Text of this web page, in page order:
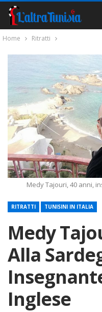
Home Ritratti
Medy Tajouri, 40 anni,
RITRATTI TUNISINI IN ITALIA
Medy
Alla
Inglese